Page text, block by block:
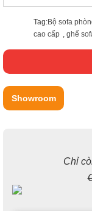
Tag:Bộ sofa
cao cấp
ghế
Showroom
Chỉ